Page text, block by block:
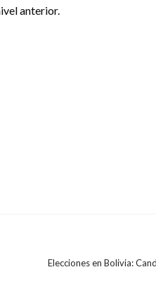
anterior.
Elecciones en Bolivia: